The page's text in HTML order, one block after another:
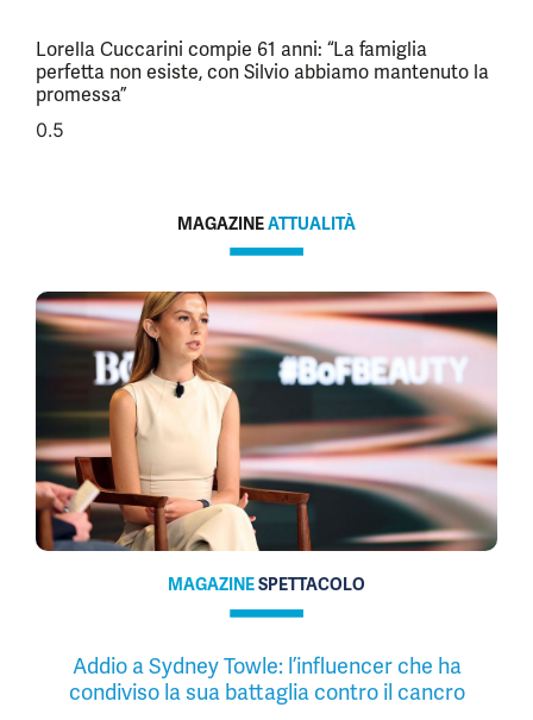
Lorella Cuccarini compie 61 anni: “La famiglia
perfetta non esiste, con Silvio abbiamo mantenuto la
promessa”
MAGAZINEATTUALITÀ
MAGAZINESPETTACOLO
Addio a Sydney Towle: l’influencer che ha
condiviso la sua battaglia contro il cancro